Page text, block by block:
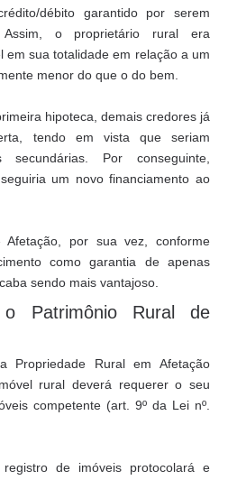
débito garantido por serem
Assim, o proprietário rural era
em sua totalidade em relação a um
menor do que o do bem.
hipoteca, demais credores já
tendo em vista que seriam
Por conseguinte,
um novo financiamento ao
por sua vez, conforme
como garantia de apenas
sendo mais vantajoso.
o Patrimônio Rural de
Propriedade Rural em Afetação
rural deverá requerer o seu
competente (art. 9º da Lei nº.
de imóveis protocolará e